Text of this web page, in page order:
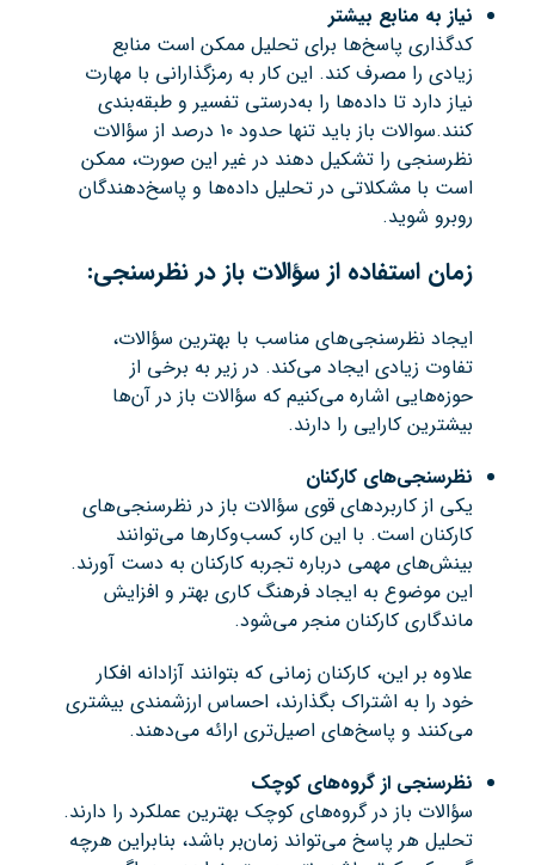
نیاز به منابع بیشتر
کدگذاری پاسخ‌ها برای تحلیل ممکن است منابع
زیادی را مصرف کند. این کار به رمزگذارانی با مهارت
نیاز دارد تا داده‌ها را به‌درستی تفسیر و طبقه‌بندی
کنند.سوالات باز باید تنها حدود ۱۰ درصد از سؤالات
نظرسنجی را تشکیل دهند در غیر این صورت، ممکن
است با مشکلاتی در تحلیل داده‌ها و پاسخ‌دهندگان
روبرو شوید.
زمان استفاده از سؤالات باز در نظرسنجی:
ایجاد نظرسنجی‌های مناسب با بهترین سؤالات،
تفاوت زیادی ایجاد می‌کند. در زیر به برخی از
حوزه‌هایی اشاره می‌کنیم که سؤالات باز در آن‌ها
بیشترین کارایی را دارند.
نظرسنجی‌های کارکنان
یکی از کاربردهای قوی سؤالات باز در نظرسنجی‌های
کارکنان است. با این کار، کسب‌وکارها می‌توانند
بینش‌های مهمی درباره تجربه کارکنان به دست آورند.
این موضوع به ایجاد فرهنگ کاری بهتر و افزایش
ماندگاری کارکنان منجر می‌شود.
علاوه بر این، کارکنان زمانی که بتوانند آزادانه افکار
خود را به اشتراک بگذارند، احساس ارزشمندی بیشتری
می‌کنند و پاسخ‌های اصیل‌تری ارائه می‌دهند.
نظرسنجی از گروه‌های کوچک
سؤالات باز در گروه‌های کوچک بهترین عملکرد را دارند.
تحلیل هر پاسخ می‌تواند زمان‌بر باشد، بنابراین هرچه